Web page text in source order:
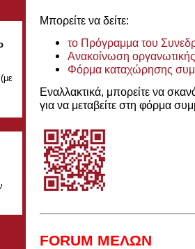
Μπορείτε να δείτε:
το Πρόγραμμα του
Ανακοίνωση
Φόρμα καταχώρησης
Εναλλακτικά, μπορείτε να
για να μεταβείτε στη φόρμα
FORUM ΜΕΛΩΝ